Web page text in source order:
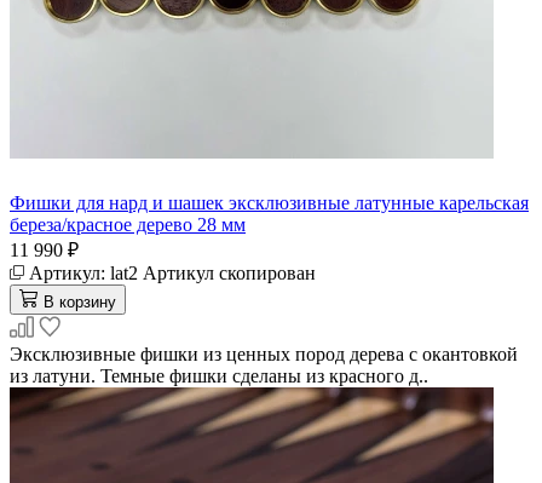
Фишки для нард и шашек эксклюзивные латунные карельская
береза/красное дерево 28 мм
11 990 ₽
Артикул: lat2 Артикул скопирован
В корзину
Эксклюзивные фишки из ценных пород дерева с окантовкой
из латуни. Темные фишки сделаны из красного д..